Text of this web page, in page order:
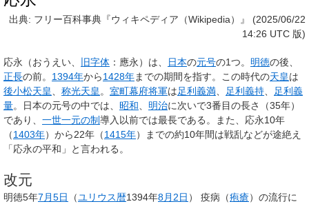
出典: フリー百科事典『ウィキペディア（Wikipedia）』 (2025/06/22
14:26 UTC 版)
応永 （おうえい、 旧字体 ： 應永 ）は、 日本の元号の1つ。 明徳の後、
正長の前。 1394年から1428年までの期間を指す。この時代の天皇は
後小松天皇
称光天皇。 室町幕府将軍は足利義満 足利義持
足利義
量。日本の元号の中では、 昭和 明治に次いで3番目の長さ（35年）
であり、 一世一元の制導入以前では最長である。また、応永10年
（1403年）から22年（1415年）までの約10年間は戦乱などが途絶え
「応永の平和」と言われる。
改元
明徳5年7月5日 （ユリウス暦1394年8月2日 ） 疫病（疱瘡）の流行に